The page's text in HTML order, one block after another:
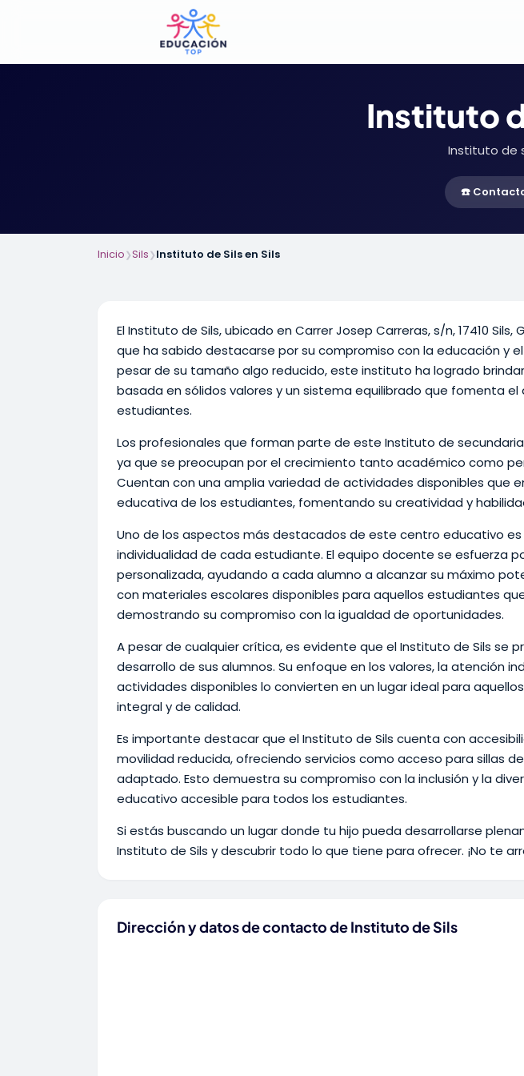
Instituto
Instituto de
☎️
Inicio❯Sils❯Instituto de Sils en Sils
El Instituto de Sils, ubicado en Carrer Josep Carreras, s/n, 17410
que ha sabido destacarse por su compromiso con la educación y
pesar de su tamaño algo reducido, este instituto ha logrado
basada en sólidos valores y un sistema equilibrado que fomenta el
estudiantes.
Los profesionales que forman parte de este Instituto de
ya que se preocupan por el crecimiento tanto académico como
Cuentan con una amplia variedad de actividades disponibles que
educativa de los estudiantes, fomentando su creatividad y
Uno de los aspectos más destacados de este centro educativo
individualidad de cada estudiante. El equipo docente se esfuerza
personalizada, ayudando a cada alumno a alcanzar su máximo
con materiales escolares disponibles para aquellos estudiantes
demostrando su compromiso con la igualdad de oportunidades.
A pesar de cualquier crítica, es evidente que el Instituto de Sils se
desarrollo de sus alumnos. Su enfoque en los valores, la atención
actividades disponibles lo convierten en un lugar ideal para
integral y de calidad.
Es importante destacar que el Instituto de Sils cuenta con
movilidad reducida, ofreciendo servicios como acceso para sillas
adaptado. Esto demuestra su compromiso con la inclusión y la
educativo accesible para todos los estudiantes.
Si estás buscando un lugar donde tu hijo pueda desarrollarse
Instituto de Sils y descubrir todo lo que tiene para ofrecer. ¡No te
Dirección y datos de contacto de Instituto de Sils